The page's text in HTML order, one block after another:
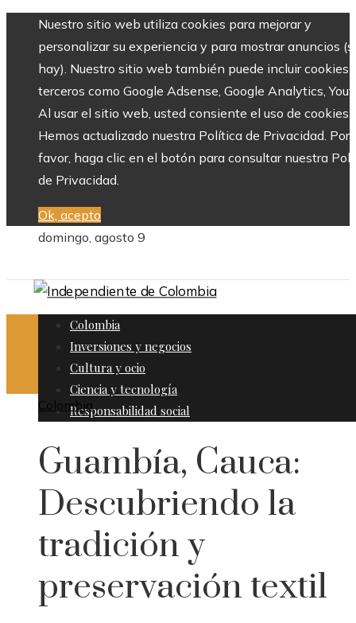
Nuestro sitio web utiliza cookies para mejorar y
personalizar su experiencia y para mostrar anuncios
hay). Nuestro sitio web también puede incluir cookies
terceros como Google Adsense, Google Analytics,
Al usar el sitio web, usted consiente el uso de cookies.
Hemos actualizado nuestra Política de Privacidad. Por
favor, haga clic en el botón para consultar nuestra
de Privacidad.
Ok, acepto
domingo, agosto 9
Colombia
Inversiones y negocios
Cultura y ocio
Ciencia y tecnología
Responsabilidad social
Colombia
Guambía, Cauca:
Descubriendo la
tradición y
preservación textil